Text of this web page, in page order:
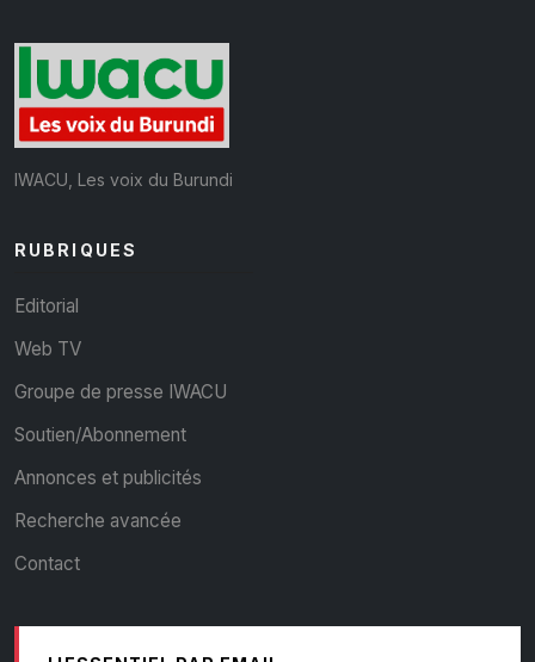
IWACU, Les voix du Burundi
RUBRIQUES
Editorial
Web TV
Groupe de presse IWACU
Soutien/Abonnement
Annonces et publicités
Recherche avancée
Contact